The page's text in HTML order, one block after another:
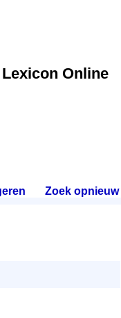
Online
Zoek opnieuw.